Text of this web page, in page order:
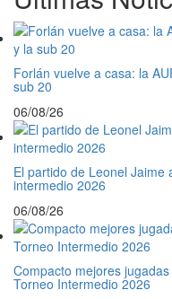
Forlán vuelve a casa: la
sub 20
06/08/26
El partido de Leonel Jaime
intermedio 2026
06/08/26
Compacto mejores
Torneo Intermedio 2026